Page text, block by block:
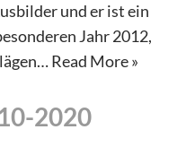
und er ist ein
Jahr 2012,
Read More »
2020